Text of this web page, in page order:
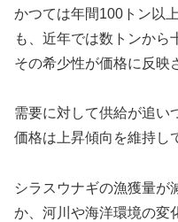
かつては年間100トン以
も、近年では数トンから
その希少性が価格に反映
需要に対して供給が追い
価格は上昇傾向を維持し
シラスウナギの漁獲量が
か、河川や海洋環境の変